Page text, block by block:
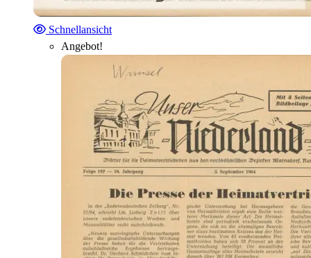
Schnellansicht
Angebot!